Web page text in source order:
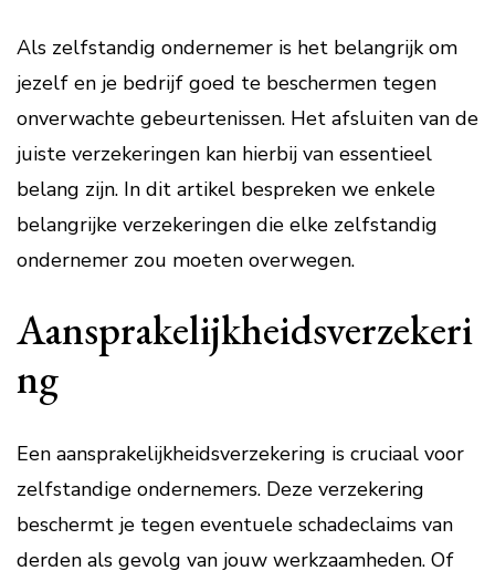
Als zelfstandig ondernemer is het belangrijk om
jezelf en je bedrijf goed te beschermen tegen
onverwachte gebeurtenissen. Het afsluiten van de
juiste verzekeringen kan hierbij van essentieel
belang zijn. In dit artikel bespreken we enkele
belangrijke verzekeringen die elke zelfstandig
ondernemer zou moeten overwegen.
Aansprakelijkheidsverzekeri
ng
Een aansprakelijkheidsverzekering is cruciaal voor
zelfstandige ondernemers. Deze verzekering
beschermt je tegen eventuele schadeclaims van
derden als gevolg van jouw werkzaamheden. Of